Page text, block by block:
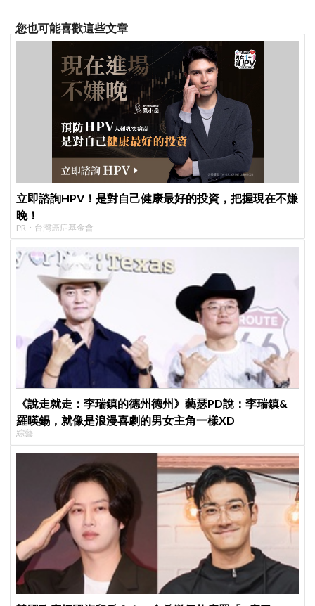
您也可能喜歡這些文章
立即諮詢HPV！是對自己健康最好的投資，把握現在不嫌
晚！
PR・台灣癌症基金會
《說走就走：李瑞鎮的德州德州》藝瑟PD說：李瑞鎮&
羅暎錫，就像是浪漫喜劇的男女主角一樣XD
綜藝